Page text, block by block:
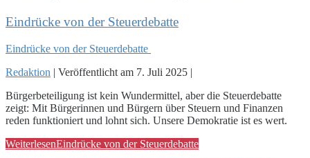
Eindrücke von der Steuerdebatte
Eindrücke von der Steuerdebatte
Redaktion | Veröffentlicht am 7. Juli 2025 |
Bürgerbeteiligung ist kein Wundermittel, aber die Steuerdebatte
zeigt: Mit Bürgerinnen und Bürgern über Steuern und Finanzen
reden funktioniert und lohnt sich. Unsere Demokratie ist es wert.
WeiterlesenEindrücke von der Steuerdebatte